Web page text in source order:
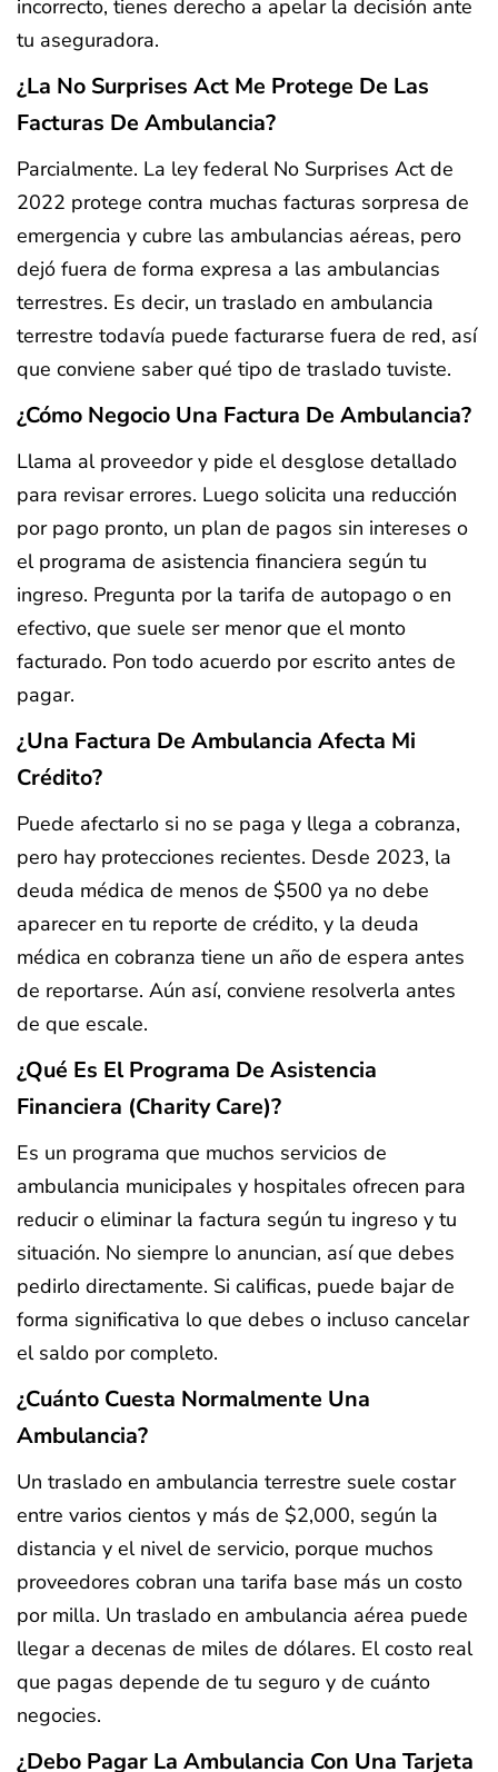
incorrecto, tienes derecho a apelar la decisión ante
tu aseguradora.
¿La No Surprises Act Me Protege De Las
Facturas De Ambulancia?
Parcialmente. La ley federal No Surprises Act de
2022 protege contra muchas facturas sorpresa de
emergencia y cubre las ambulancias aéreas, pero
dejó fuera de forma expresa a las ambulancias
terrestres. Es decir, un traslado en ambulancia
terrestre todavía puede facturarse fuera de red, así
que conviene saber qué tipo de traslado tuviste.
¿Cómo Negocio Una Factura De Ambulancia?
Llama al proveedor y pide el desglose detallado
para revisar errores. Luego solicita una reducción
por pago pronto, un plan de pagos sin intereses o
el programa de asistencia financiera según tu
ingreso. Pregunta por la tarifa de autopago o en
efectivo, que suele ser menor que el monto
facturado. Pon todo acuerdo por escrito antes de
pagar.
¿Una Factura De Ambulancia Afecta Mi
Crédito?
Puede afectarlo si no se paga y llega a cobranza,
pero hay protecciones recientes. Desde 2023, la
deuda médica de menos de $500 ya no debe
aparecer en tu reporte de crédito, y la deuda
médica en cobranza tiene un año de espera antes
de reportarse. Aún así, conviene resolverla antes
de que escale.
¿Qué Es El Programa De Asistencia
Financiera (charity Care)?
Es un programa que muchos servicios de
ambulancia municipales y hospitales ofrecen para
reducir o eliminar la factura según tu ingreso y tu
situación. No siempre lo anuncian, así que debes
pedirlo directamente. Si calificas, puede bajar de
forma significativa lo que debes o incluso cancelar
el saldo por completo.
¿Cuánto Cuesta Normalmente Una
Ambulancia?
Un traslado en ambulancia terrestre suele costar
entre varios cientos y más de $2,000, según la
distancia y el nivel de servicio, porque muchos
proveedores cobran una tarifa base más un costo
por milla. Un traslado en ambulancia aérea puede
llegar a decenas de miles de dólares. El costo real
que pagas depende de tu seguro y de cuánto
negocies.
¿Debo Pagar La Ambulancia Con Una Tarjeta